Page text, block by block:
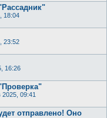
18:04
23:52
16:26
2025, 09:41
отправлено! Оно